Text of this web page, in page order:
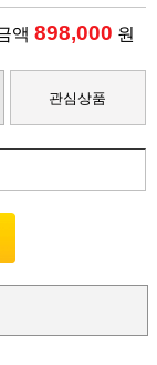
액 898,000 원
관심상품